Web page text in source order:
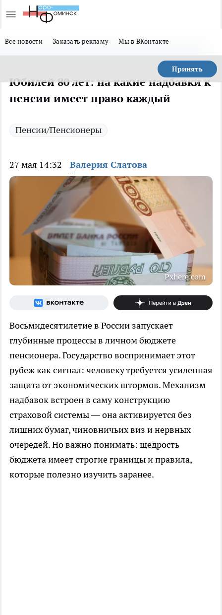
Все новости Заказать рекламу Мы в ВКонтакте
Принять
Юбилей 80 лет: на какие надбавки к
пенсии имеет право каждый
Пенсии/Пенсионеры
27 мая 14:32 Валерия Слатова
Pxhere.com
Восьмидесятилетие в России запускает
глубинные процессы в личном бюджете
пенсионера. Государство воспринимает этот
рубеж как сигнал: человеку требуется усиленная
защита от экономических штормов. Механизм
надбавок встроен в саму конструкцию
страховой системы — она активируется без
лишних бумаг, чиновничьих виз и нервных
очередей. Но важно понимать: щедрость
бюджета имеет строгие границы и правила,
которые полезно изучить заранее.